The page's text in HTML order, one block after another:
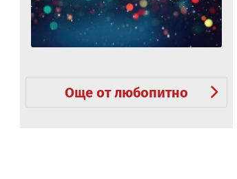
Още от любопитно